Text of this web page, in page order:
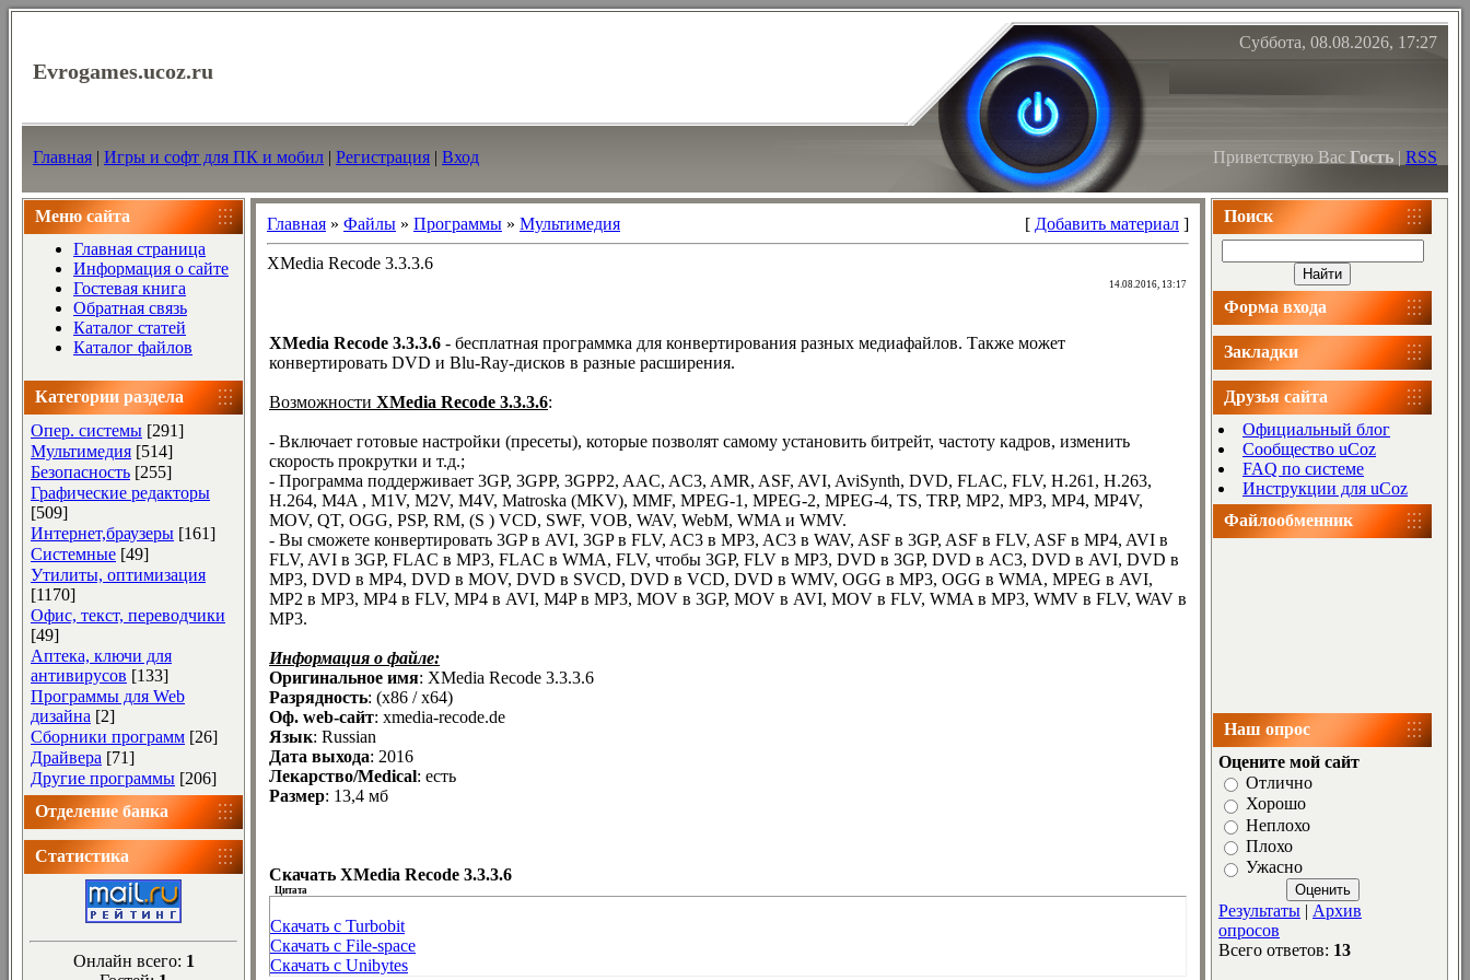
Evrogames.ucoz.ru
Суббота, 08.08.2026, 17:27
Главная | Игры и софт для ПК и мобил | Регистрация | Вход Приветствую Вас Гость | RSS
Меню сайта
Главная страница
Информация о сайте
Гостевая книга
Обратная связь
Каталог статей
Каталог файлов
Категории раздела
Опер. системы [291]
Мультимедия [514]
Безопасность [255]
Графические редакторы
[509]
Интернет,браузеры [161]
Системные [49]
Утилиты, оптимизация
[1170]
Офис, текст, переводчики
[49]
Аптека, ключи для
антивирусов [133]
Программы для Web
дизайна [2]
Сборники программ [26]
Драйвера [71]
Другие программы [206]
Отделение банка
Статистика
Онлайн всего: 1
Главная » Файлы » Программы » Мультимедия [ Добавить материал ]
XMedia Recode 3.3.3.6
14.08.2016, 13:17
XMedia Recode 3.3.3.6 - бесплатная программка для конвертирования разных медиафайлов. Также может
конвертировать DVD и Blu-Ray-дисков в разные расширения.
Возможности XMedia Recode 3.3.3.6:
- Включает готовые настройки (пресеты), которые позволят самому установить битрейт, частоту кадров, изменить
скорость прокрутки и т.д.;
- Программа поддерживает 3GP, 3GPP, 3GPP2, AAC, AC3, AMR, ASF, AVI, AviSynth, DVD, FLAC, FLV, H.261, H.263,
H.264, M4A , M1V, M2V, M4V, Matroska (MKV), MMF, MPEG-1, MPEG-2, MPEG-4, TS, TRP, MP2, MP3, MP4, MP4V,
MOV, QT, OGG, PSP, RM, (S ) VCD, SWF, VOB, WAV, WebM, WMA и WMV.
- Вы сможете конвертировать 3GP в AVI, 3GP в FLV, AC3 в MP3, AC3 в WAV, ASF в 3GP, ASF в FLV, ASF в MP4, AVI в
FLV, AVI в 3GP, FLAC в MP3, FLAC в WMA, FLV, чтобы 3GP, FLV в MP3, DVD в 3GP, DVD в AC3, DVD в AVI, DVD в
MP3, DVD в MP4, DVD в MOV, DVD в SVCD, DVD в VCD, DVD в WMV, OGG в MP3, OGG в WMA, MPEG в AVI,
MP2 в MP3, MP4 в FLV, MP4 в AVI, M4P в MP3, MOV в 3GP, MOV в AVI, MOV в FLV, WMA в MP3, WMV в FLV, WAV в
MP3.
Информация о файле:
Оригинальное имя: XMedia Recode 3.3.3.6
Разрядность: (x86 / x64)
Оф. web-сайт: xmedia-recode.de
Язык: Russian
Дата выхода: 2016
Лекарство/Medical: есть
Размер: 13,4 мб
Скачать XMedia Recode 3.3.3.6
Цитата
Скачать с Turbobit
Скачать с File-space
Скачать с Unibytes
Поиск
Форма входа
Закладки
Друзья сайта
Официальный блог
Сообщество uCoz
FAQ по системе
Инструкции для uCoz
Файлообменник
Наш опрос
Оцените мой сайт
Отлично
Хорошо
Неплохо
Плохо
Ужасно
Результаты | Архив
опросов
Всего ответов: 13